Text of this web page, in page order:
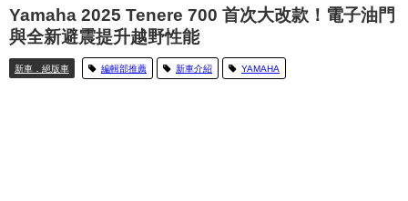
Yamaha 2025 Tenere 700 首次大改款！電子油門
與全新避震提升越野性能
新車．絕版車 編輯部推薦 新車介紹 YAMAHA